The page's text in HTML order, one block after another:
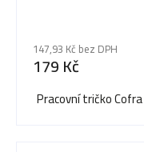
147,93 Kč bez DPH
179 Kč
Pracovní tričko